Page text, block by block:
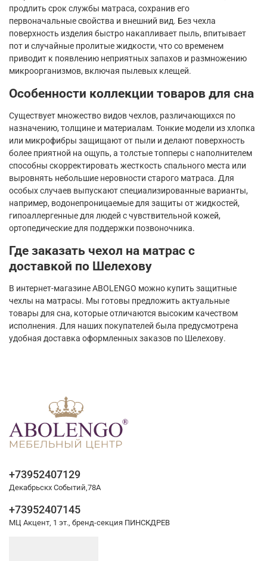
продлить срок службы матраса, сохранив его
первоначальные свойства и внешний вид. Без чехла
поверхность изделия быстро накапливает пыль, впитывает
пот и случайные пролитые жидкости, что со временем
приводит к появлению неприятных запахов и размножению
микроорганизмов, включая пылевых клещей.
Особенности коллекции товаров для сна
Существует множество видов чехлов, различающихся по
назначению, толщине и материалам. Тонкие модели из хлопка
или микрофибры защищают от пыли и делают поверхность
более приятной на ощупь, а толстые топперы с наполнителем
способны скорректировать жесткость спального места или
выровнять небольшие неровности старого матраса. Для
особых случаев выпускают специализированные варианты,
например, водонепроницаемые для защиты от жидкостей,
гипоаллергенные для людей с чувствительной кожей,
ортопедические для поддержки позвоночника.
Где заказать чехол на матрас с
доставкой по Шелехову
В интернет-магазине ABOLENGO можно купить защитные
чехлы на матрасы. Мы готовы предложить актуальные
товары для сна, которые отличаются высоким качеством
исполнения. Для наших покупателей была предусмотрена
удобная доставка оформленных заказов по Шелехову.
+73952407129
Декабрьскх Событий,78А
+73952407145
МЦ Акцент, 1 эт., бренд-секция ПИНСКДРЕВ